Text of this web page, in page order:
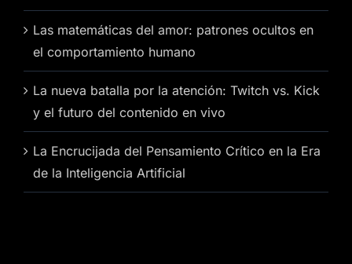
Las matemáticas del amor: patrones ocultos en
el comportamiento humano
La nueva batalla por la atención: Twitch vs. Kick
y el futuro del contenido en vivo
La Encrucijada del Pensamiento Crítico en la Era
de la Inteligencia Artificial